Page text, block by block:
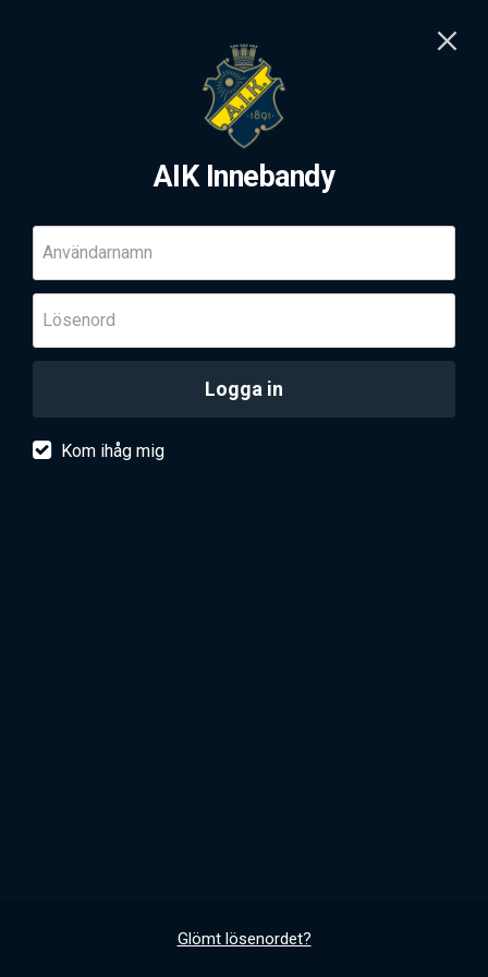
AIK Innebandy
Användarnamn
Lösenord
Logga in
Kom ihåg mig
Glömt lösenordet?